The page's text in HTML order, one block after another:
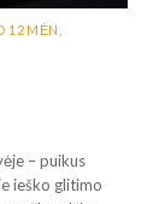
12 MĖN
– puikus
ieško glitimo